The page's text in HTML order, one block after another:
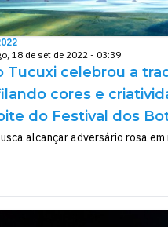
18 de set de 2022 - 03:39
Tucuxi celebrou a
cores e
do Festival dos
alcançar adversário rosa em